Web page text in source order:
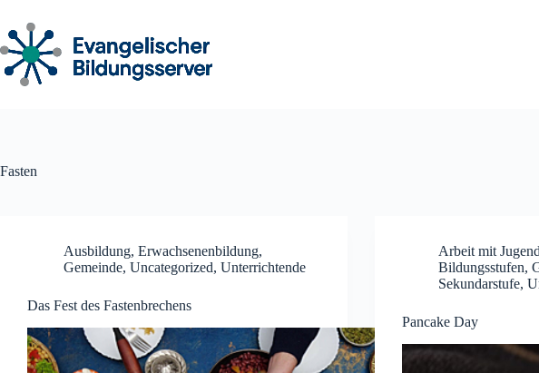
Inhalt
springen
Fasten
Ausbildung, Erwachsenenbildung,
Gemeinde, Uncategorized, Unterrichtende
Das Fest des Fastenbrechens
Arbeit mit
Bildungsstufen,
Sekundarstufe,
Pancake Day